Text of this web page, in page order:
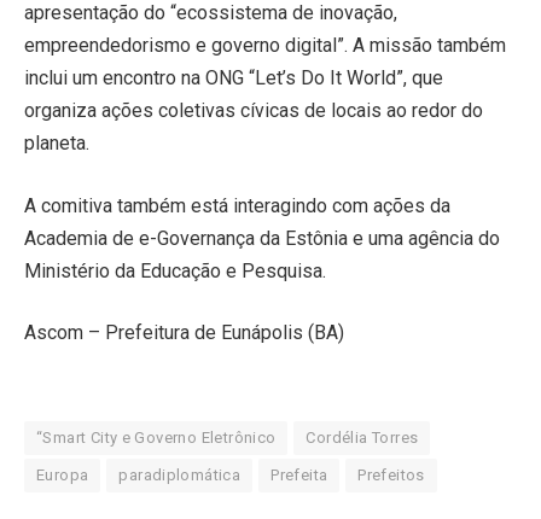
apresentação do “ecossistema de inovação,
empreendedorismo e governo digital”. A missão também
inclui um encontro na ONG “Let’s Do It World”, que
organiza ações coletivas cívicas de locais ao redor do
planeta.
A comitiva também está interagindo com ações da
Academia de e-Governança da Estônia e uma agência do
Ministério da Educação e Pesquisa.
Ascom – Prefeitura de Eunápolis (BA)
“Smart City e Governo Eletrônico Cordélia Torres
Europa paradiplomática Prefeita Prefeitos